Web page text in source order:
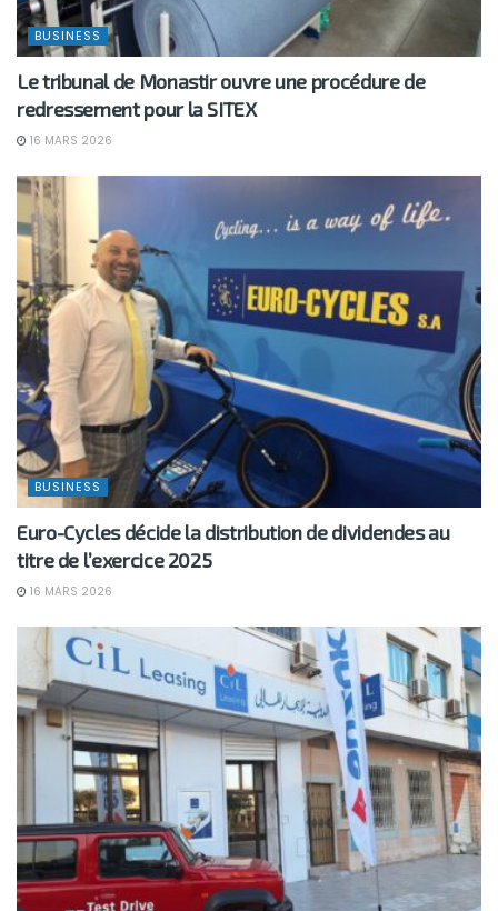
BUSINESS
Le tribunal de Monastir ouvre une procédure de
redressement pour la SITEX
16 MARS 2026
BUSINESS
Euro-Cycles décide la distribution de dividendes au
titre de l’exercice 2025
16 MARS 2026